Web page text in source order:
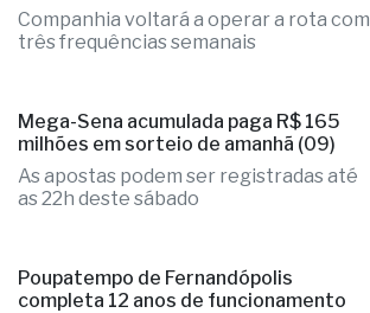
Companhia voltará a operar a rota com
três frequências semanais
Mega-Sena acumulada paga R$ 165
milhões em sorteio de amanhã (09)
As apostas podem ser registradas até
as 22h deste sábado
Poupatempo de Fernandópolis
completa 12 anos de funcionamento